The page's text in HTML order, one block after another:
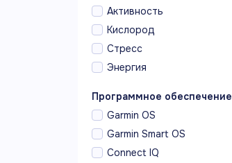
Активность
Кислород
Стресс
Энергия
Программное обеспечение
Garmin OS
Garmin Smart OS
Connect IQ